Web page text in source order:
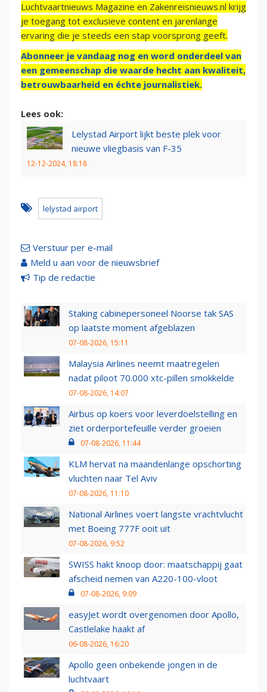
Luchtvaartnieuws Magazine en Zakenreisnieuws.nl krijg
je toegang tot exclusieve content en jarenlange
ervaring die je steeds een stap voorsprong geeft.
Abonneer je vandaag nog en word onderdeel van
een gemeenschap die waarde hecht aan kwaliteit,
betrouwbaarheid en échte journalistiek.
Lees ook:
Lelystad Airport lijkt beste plek voor
nieuwe vliegbasis van F-35
12-12-2024, 18:18
lelystad airport
Verstuur per e-mail
Meld u aan voor de nieuwsbrief
Tip de redactie
Staking cabinepersoneel Noorse tak SAS
op laatste moment afgeblazen
07-08-2026, 15:11
Malaysia Airlines neemt maatregelen
nadat piloot 70.000 xtc-pillen smokkelde
07-08-2026, 14:07
Airbus op koers voor leverdoelstelling en
ziet orderportefeuille verder groeien
07-08-2026, 11:44
KLM hervat na maandenlange opschorting
vluchten naar Tel Aviv
07-08-2026, 11:10
National Airlines voert langste vrachtvlucht
met Boeing 777F ooit uit
07-08-2026, 9:52
SWISS hakt knoop door: maatschappij gaat
afscheid nemen van A220-100-vloot
07-08-2026, 9:09
easyJet wordt overgenomen door Apollo,
Castlelake haakt af
06-08-2026, 16:20
Apollo geen onbekende jongen in de
luchtvaart